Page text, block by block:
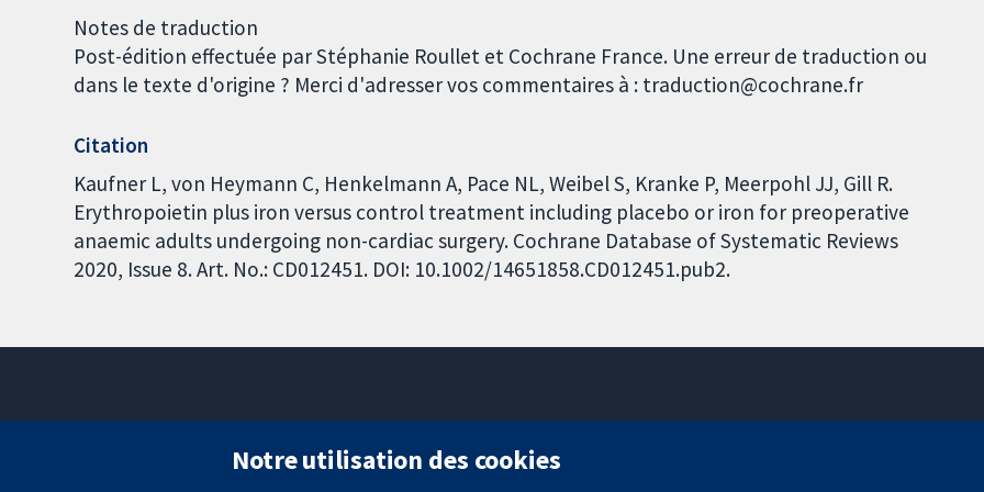
Notes de traduction
Post-édition effectuée par Stéphanie Roullet et Cochrane France. Une erreur de traduction ou
dans le texte d'origine ? Merci d'adresser vos commentaires à : traduction@cochrane.fr
Citation
Kaufner L, von Heymann C, Henkelmann A, Pace NL, Weibel S, Kranke P, Meerpohl JJ, Gill R.
Erythropoietin plus iron versus control treatment including placebo or iron for preoperative
anaemic adults undergoing non-cardiac surgery. Cochrane Database of Systematic Reviews
2020, Issue 8. Art. No.: CD012451. DOI: 10.1002/14651858.CD012451.pub2.
Londres
Notre utilisation des cookies